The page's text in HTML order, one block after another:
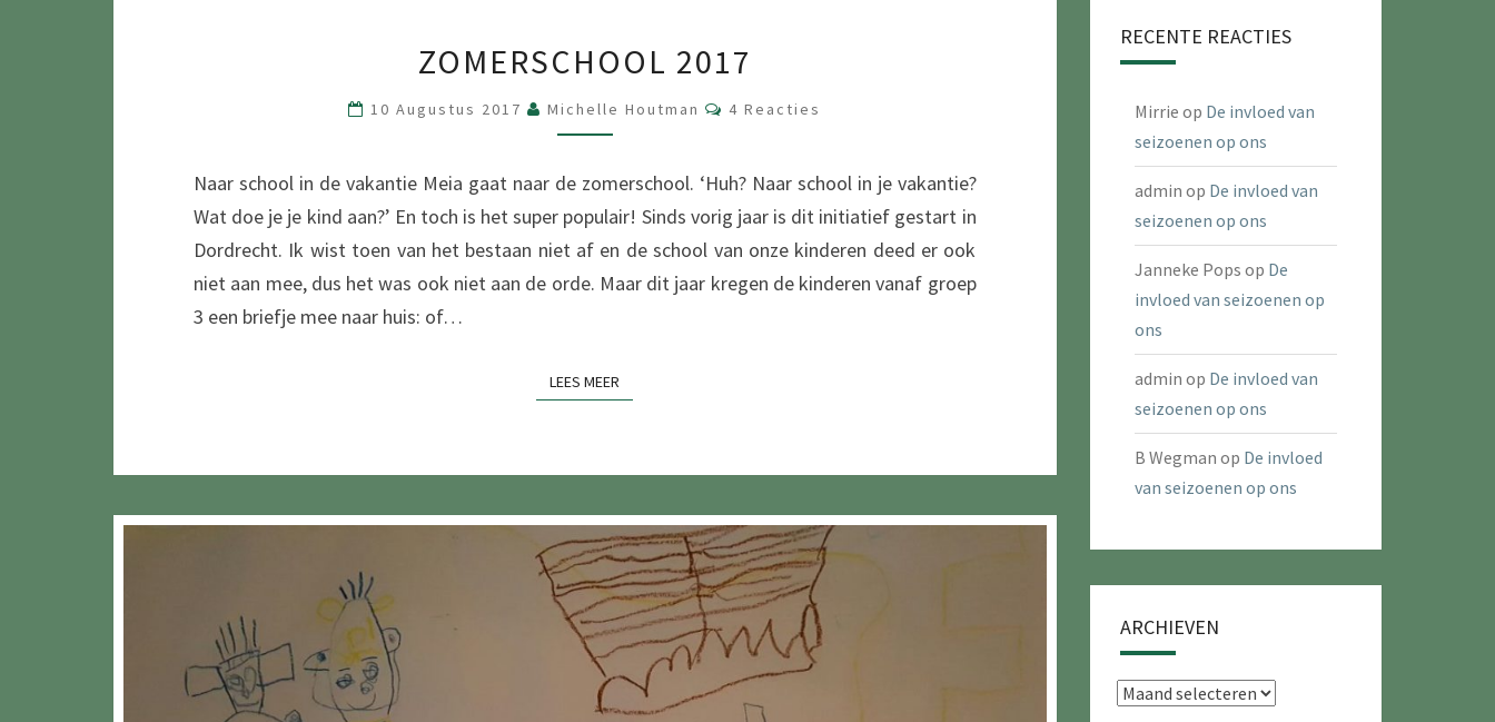
2017
ZOMERSCHOOL 2017
10 Augustus 2017 Michelle Houtman Reacties
4 Reacties
Naar school in de vakantie Meia gaat naar de zomerschool. ‘Huh? Naar school in je vakantie?
Wat doe je je kind aan?’ En toch is het super populair! Sinds vorig jaar is dit initiatief gestart in
Dordrecht. Ik wist toen van het bestaan niet af en de school van onze kinderen deed er ook
niet aan mee, dus het was ook niet aan de orde. Maar dit jaar kregen de kinderen vanaf groep
3 een briefje mee naar huis: of…
LEES MEER
RECENTE REACTIES
Mirrie op De invloed van
seizoenen op ons
admin op De invloed van
seizoenen op ons
Janneke Pops op De
invloed van seizoenen op
ons
admin op De invloed van
seizoenen op ons
B Wegman op De invloed
van seizoenen op ons
ARCHIEVEN
Archieven